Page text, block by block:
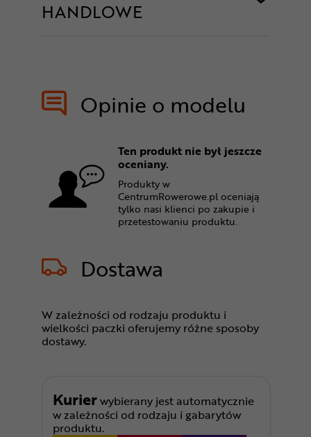
HANDLOWE
Opinie o modelu
Ten produkt nie był jeszcze
oceniany.
Produkty w
CentrumRowerowe.pl oceniają
tylko nasi klienci po zakupie i
przetestowaniu produktu.
Dostawa
W zależności od rodzaju produktu i
wielkości paczki oferujemy różne sposoby
dostawy.
Kurierwybierany jest automatycznie
w zależności od rodzaju i gabarytów
produktu.